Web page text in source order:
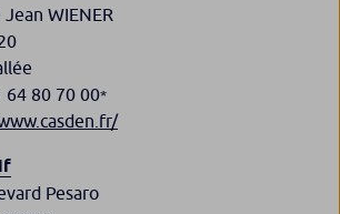
WIENER
64 80 70 00*
Pesaro